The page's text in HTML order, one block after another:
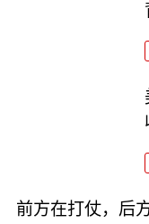
前方在打仗，后